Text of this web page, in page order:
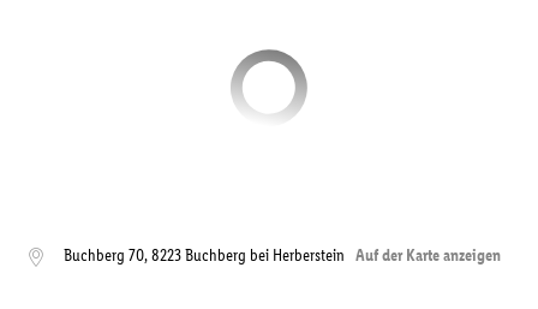
Buchberg 70,8223 Buchberg bei Herberstein Auf der Karte anzeigen